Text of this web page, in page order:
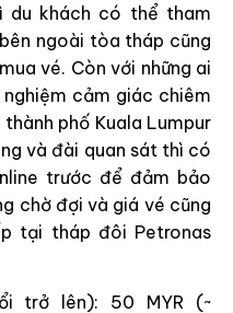
du khách có thể tham
ngoài tòa tháp cũng
vé. Còn với những ai
cảm giác chiêm
phố Kuala Lumpur
và đài quan sát thì có
trước để đảm bảo
chờ đợi và giá vé cũng
tại tháp đôi Petronas
trở lên): 50 MYR (~